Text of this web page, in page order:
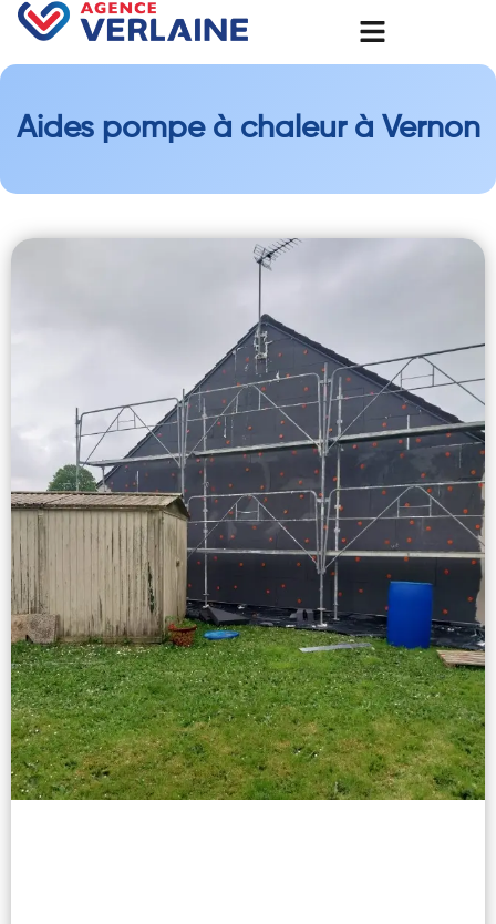
Aides pompe à chaleur à Vernon